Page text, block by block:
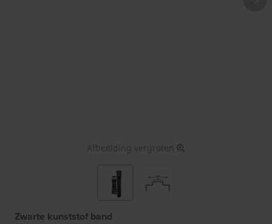
Afbeelding vergroten
Zwarte kunststof band